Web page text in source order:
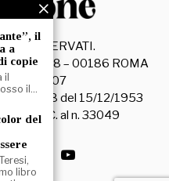
RISERVATI.
78 – 00186 ROMA
n. 3628 del 15/12/1953
al R.O.C. al n. 33049
il
a
copie
il
il…
del
libro